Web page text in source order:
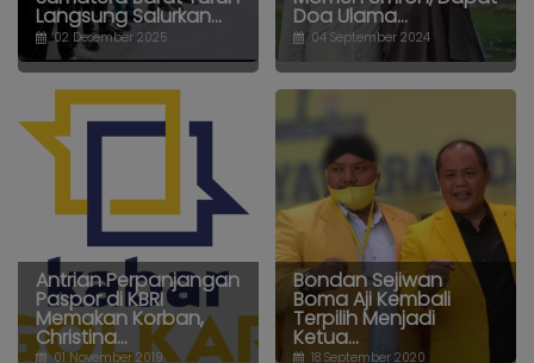
Langsung Salurkan...
02 Desember 2025
Doa Ulama...
04 September 2024
Antrian Perpanjangan
Paspor di KBRI
Memakan Korban,
Christina...
01 November 2019
Bondan Sejiwan
Boma Aji Kembali
Terpilih Menjadi
Ketua...
18 September 2020